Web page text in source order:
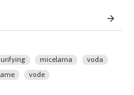
Glycerin, Hydrolyzed
micelarna
voda
vode